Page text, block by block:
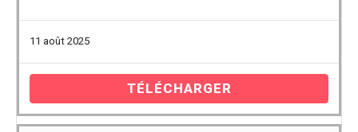
11 août 2025
TÉLÉCHARGER